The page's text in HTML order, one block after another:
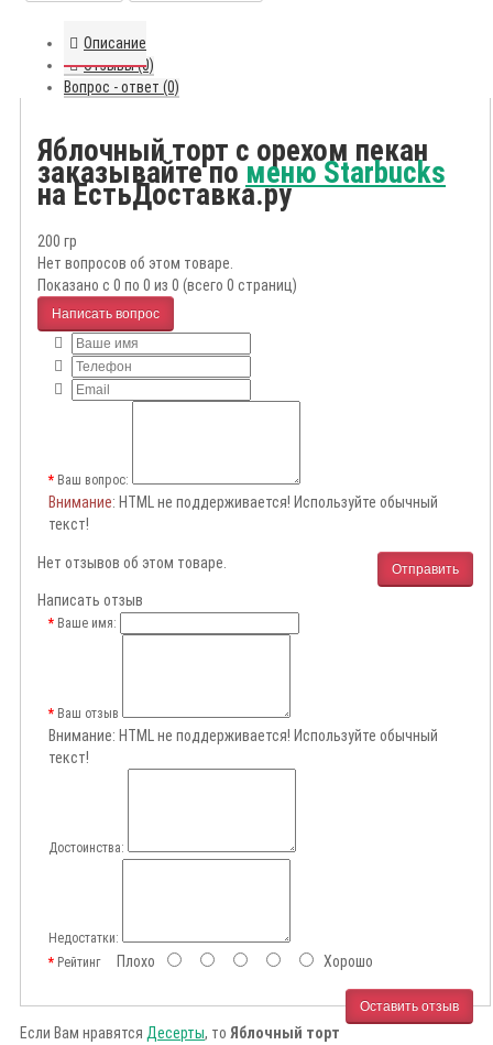
Описание
Отзывы (0)
Вопрос - ответ (0)
Яблочный торт с орехом пекан
заказывайте поменю Starbucks
на ЕстьДоставка.ру
200 гр
Нет вопросов об этом товаре.
Показано с 0 по 0 из 0 (всего 0 страниц)
Написать вопрос
Ваш вопрос:
Внимание: HTML не поддерживается! Используйте обычный
текст!
Отправить
Нет отзывов об этом товаре.
Написать отзыв
Ваше имя:
Ваш отзыв
Внимание: HTML не поддерживается! Используйте обычный
текст!
Достоинства:
Недостатки:
РейтингПлохо Хорошо
Оставить отзыв
Если Вам нравятся Десерты, то Яблочный торт